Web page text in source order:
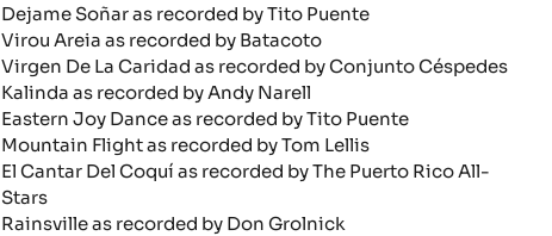
Dejame Soñar as recorded by Tito Puente
Virou Areia as recorded by Batacoto
Virgen De La Caridad as recorded by Conjunto Céspedes
Kalinda as recorded by Andy Narell
Eastern Joy Dance as recorded by Tito Puente
Mountain Flight as recorded by Tom Lellis
El Cantar Del Coquí as recorded by The Puerto Rico All-
Stars
Rainsville as recorded by Don Grolnick